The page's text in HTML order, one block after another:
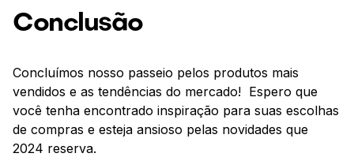
Conclusão
Concluímos nosso passeio pelos produtos mais
vendidos e as tendências do mercado! Espero que
você tenha encontrado inspiração para suas escolhas
de compras e esteja ansioso pelas novidades que
2024 reserva.